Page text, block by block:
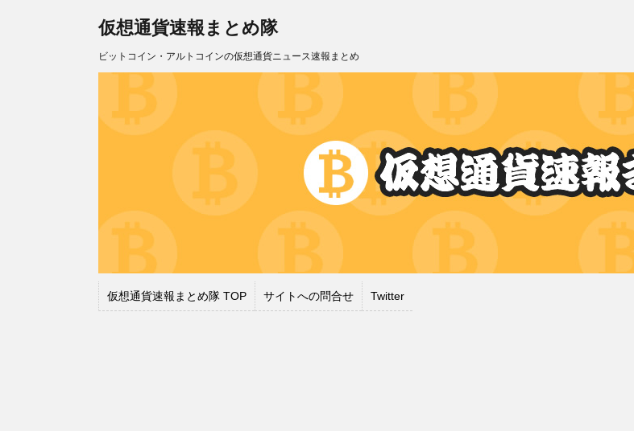
仮想通貨速報まとめ隊
ビットコイン・アルトコインの仮想通貨ニュース速報まとめ
仮想通貨速報まとめ隊 TOP サイトへの問合せ Twitter